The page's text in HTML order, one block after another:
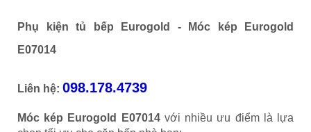
Phụ kiện tủ bếp Eurogold -
Móc kép Eurogold
E07014
Liên hệ: 098.178.4739
Móc kép Eurogold E07014 với nhiều ưu điểm là lựa